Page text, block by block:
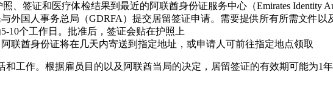
照、签证和医疗体检结果到最近的阿联酋身份证服务中心（Emirates Identity
外国人事务总局（GDRFA）提交居留签证申请。需要提供所有所需文件以
10个工作日。批准后，签证会贴在护照上
联酋身份证将在几天内寄送到指定地址，或申请人可前往指定地点领取
工作。根据雇员目的以及阿联酋当局的决定，居留签证的有效期可能为1年